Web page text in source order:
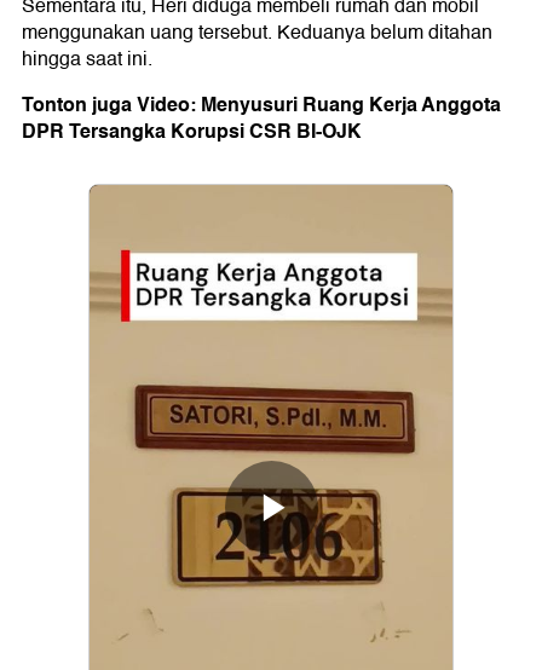
Sementara itu, Heri diduga membeli rumah dan mobil
menggunakan uang tersebut. Keduanya belum ditahan
hingga saat ini.
Tonton juga Video:Menyusuri Ruang Kerja Anggota
DPR Tersangka Korupsi CSR BI-OJK